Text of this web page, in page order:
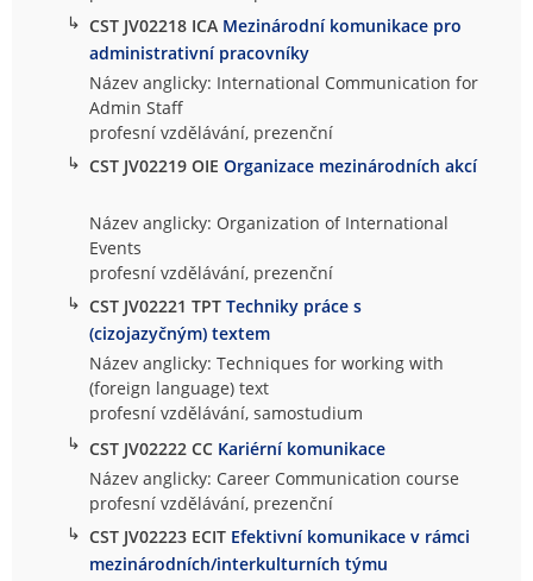
↳ CST JV02218 ICA Mezinárodní komunikace pro
administrativní pracovníky
Název anglicky: International Communication for
Admin Staff
profesní vzdělávání, prezenční
↳ CST JV02219 OIEOrganizace mezinárodních akcí
Název anglicky: Organization of International
Events
profesní vzdělávání, prezenční
↳ CST JV02221 TPTTechniky práce s
(cizojazyčným) textem
Název anglicky: Techniques for working with
(foreign language) text
profesní vzdělávání, samostudium
↳ CST JV02222 CC Kariérní komunikace
Název anglicky: Career Communication course
profesní vzdělávání, prezenční
↳ CST JV02223 ECIT Efektivní komunikace v rámci
mezinárodních/interkulturních týmu